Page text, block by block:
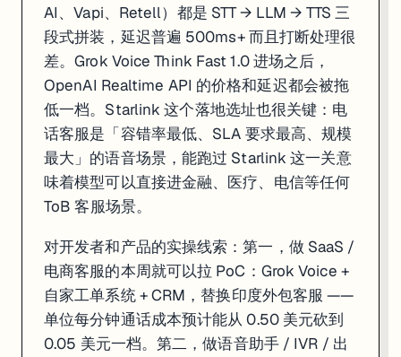
AI、Vapi、Retell）都是 STT → LLM → TTS 三
段式拼装，延迟普遍 500ms+ 而且打断处理很
差。Grok Voice Think Fast 1.0 进场之后，
OpenAI Realtime API 的价格和延迟都会被拖
低一档。Starlink 这个落地选址也很关键：电
话客服是「容错率最低、SLA 要求最高、规模
最大」的语音场景，能跑过 Starlink 这一关意
味着模型可以直接进金融、医疗、电信等任何
ToB 客服场景。
对开发者和产品的实操线索：第一，做 SaaS /
电商客服的本周就可以拉 PoC：Grok Voice +
自家工单系统 + CRM，替换印度外包客服 ——
单位每分钟通话成本预计能从 0.50 美元砍到
0.05 美元一档。第二，做语音助手 / IVR / 出